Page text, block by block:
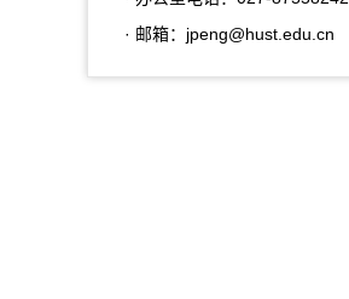
· 邮箱： jpeng@hust.edu.cn